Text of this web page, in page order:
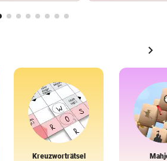
chevron_right
Kreuzworträtsel